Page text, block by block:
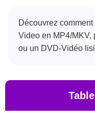
Découvrez
Video en MP4/MKV,
ou un DVD-Vidéo